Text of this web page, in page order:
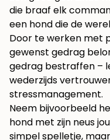
die braaf elk
een hond die de
Door te werken met
gewenst gedrag
gedrag bestraffen –
wederzijds
stressmanagement.
Neem bijvoorbeeld
hond met zijn neus
simpel spelletje,